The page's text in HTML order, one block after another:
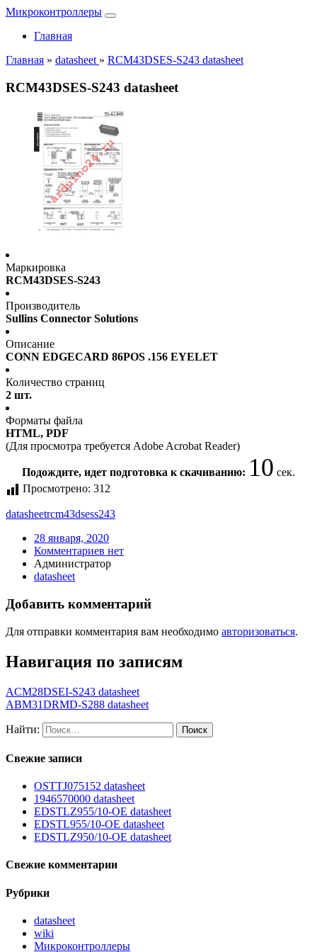
Микроконтроллеры
Главная
Главная » datasheet » RCM43DSES-S243 datasheet
RCM43DSES-S243 datasheet
Маркировка
RCM43DSES-S243
Производитель
Sullins Connector Solutions
Описание
CONN EDGECARD 86POS .156 EYELET
Количество страниц
2 шт.
Форматы файла
HTML, PDF
(Для просмотра требуется Adobe Acrobat Reader)
Подождите, идет подготовка к скачиванию: 10 сек.
Просмотрено: 312
datasheetrcm43dsess243
28 января, 2020
Комментариев нет
Администратор
datasheet
Добавить комментарий
Для отправки комментария вам необходимо авторизоваться.
Навигация по записям
ACM28DSEI-S243 datasheet
ABM31DRMD-S288 datasheet
Найти:
Свежие записи
OSTTJ075152 datasheet
1946570000 datasheet
EDSTLZ955/10-OE datasheet
EDSTL955/10-OE datasheet
EDSTLZ950/10-OE datasheet
Свежие комментарии
Рубрики
datasheet
wiki
Микроконтроллеры